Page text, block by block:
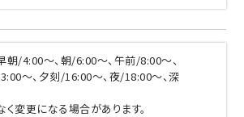
/4:00～、朝/6:00～、午前/8:00～、
～、夕刻/16:00～、夜/18:00～、深
変更になる場合があります。